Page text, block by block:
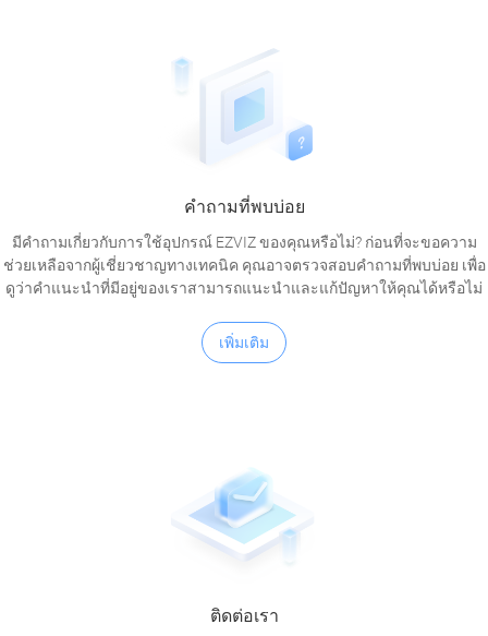
คำถามที่พบบ่อย
มีคำถามเกี่ยวกับการใช้อุปกรณ์ EZVIZ ของคุณหรือไม่? ก่อนที่จะขอความ
ช่วยเหลือจากผู้เชี่ยวชาญทางเทคนิค คุณอาจตรวจสอบคำถามที่พบบ่อย เพื่อ
ดูว่าคำแนะนำที่มีอยู่ของเราสามารถแนะนำและแก้ปัญหาให้คุณได้หรือไม่
เพิ่มเติม
ติดต่อเรา